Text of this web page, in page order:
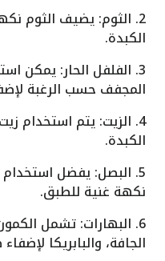
2. الثوم: يضيف الثوم
الكبدة.
3. الفلفل الحار: يمكن
المجفف حسب الرغبة
4. الزيت: يتم استخدام
الكبدة.
5. البصل: يفضل استخدام
نكهة غنية للطبق.
6. البهارات: تشمل
الجافة، والبابريكا